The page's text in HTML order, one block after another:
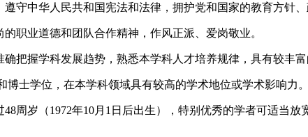
守中华人民共和国宪法和法律，拥护党和国家的教育方针
职业道德和团队合作精神，作风正派、爱岗敬业。
把握学科发展趋势，熟悉本学科人才培养规律，具有较丰
博士学位，在本学科领域具有较高的学术地位或学术影响力。
周岁（1972年10月1日后出生），特别优秀的学者可适当放